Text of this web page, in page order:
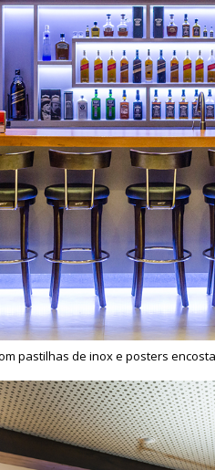
pastilhas de inox e posters